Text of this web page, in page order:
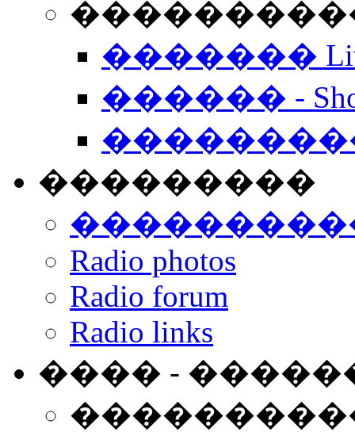
����������
�������
������ -
���������
Radio photos
Radio forum
Radio links
���� -